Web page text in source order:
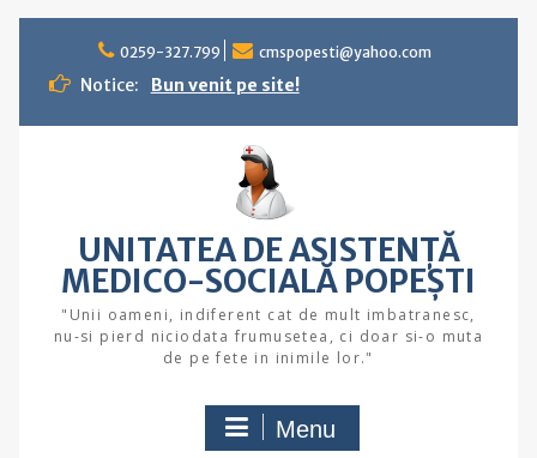
content
0259-327.799 cmspopesti@yahoo.com
Notice: Bun venit pe site!
UNITATEA DE ASISTENȚĂ
MEDICO-SOCIALĂ POPEŞTI
"Unii oameni, indiferent cat de mult imbatranesc,
nu-si pierd niciodata frumusetea, ci doar si-o muta
de pe fete in inimile lor."
Menu